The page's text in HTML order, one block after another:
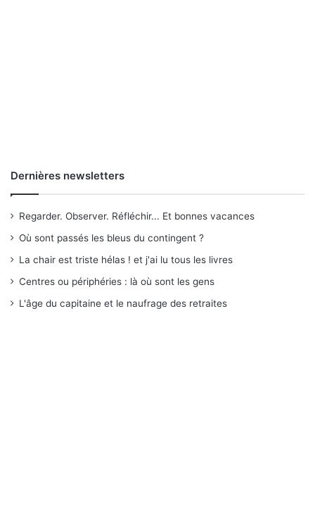
Dernières newsletters
Regarder. Observer. Réfléchir... Et bonnes vacances
Où sont passés les bleus du contingent ?
La chair est triste hélas ! et j'ai lu tous les livres
Centres ou périphéries : là où sont les gens
L'âge du capitaine et le naufrage des retraites